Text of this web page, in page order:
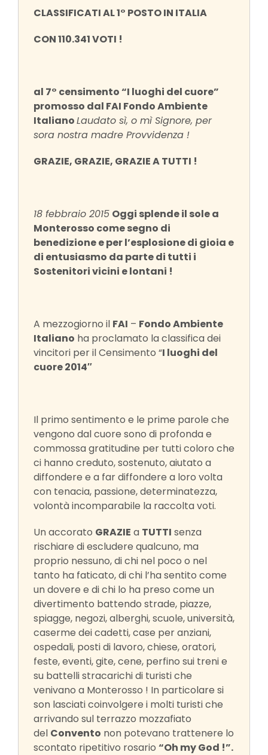
CLASSIFICATI AL 1° POSTO IN ITALIA
CON110.341 VOTI !
al 7° censimento “I luoghi del cuore”
promosso dal FAI Fondo Ambiente
ItalianoLaudato sì, o mì Signore, per
sora nostra madre Provvidenza !
GRAZIE, GRAZIE, GRAZIE A TUTTI !
18 febbraio 2015 Oggi splende il sole a
Monterosso come segno di
benedizione e per l’esplosione di gioia e
di entusiasmo da parte di tutti i
Sostenitori vicini e lontani !
A mezzogiorno il FAI – Fondo Ambiente
Italiano ha proclamato la classifica dei
vincitori per il Censimento “I luoghi del
cuore 2014″
Il primo sentimento e le prime parole che
vengono dal cuore sono di profonda e
commossa gratitudine per tutti coloro che
ci hanno creduto, sostenuto, aiutato a
diffondere e a far diffondere a loro volta
con tenacia, passione, determinatezza,
volontà incomparabile la raccolta voti.
Un accorato GRAZIE a TUTTI senza
rischiare di escludere qualcuno, ma
proprio nessuno, di chi nel poco o nel
tanto ha faticato, di chi l’ha sentito come
un dovere e di chi lo ha preso come un
divertimento battendo strade, piazze,
spiagge, negozi, alberghi, scuole, università,
caserme dei cadetti, case per anziani,
ospedali, posti di lavoro, chiese, oratori,
feste, eventi, gite, cene, perfino sui treni e
su battelli stracarichi di turisti che
venivano a Monterosso ! In particolare si
son lasciati coinvolgere i molti turisti che
arrivando sul terrazzo mozzafiato
del Convento non potevano trattenere lo
scontato ripetitivo rosario “Oh my God !”.